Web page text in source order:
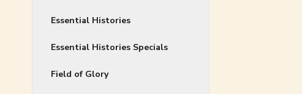
Essential Histories
Essential Histories Specials
Field of Glory